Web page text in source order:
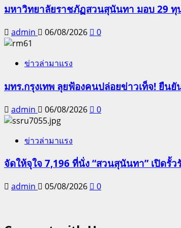
มหาวิทยาลัยราชภัฏสวนสุนันทา มอบ 29 ทุ
admin 06/08/2026 0
ข่าวล่ามาแรง
มทร.กรุงเทพ ลุยฟ้องคนปล่อยข่าวเท็จ! ยื
admin 06/08/2026 0
ข่าวล่ามาแรง
จัดให้จุใจ 7,196 ที่นั่ง “สวนสุนันทา” เปิดรั้
admin 05/08/2026 0